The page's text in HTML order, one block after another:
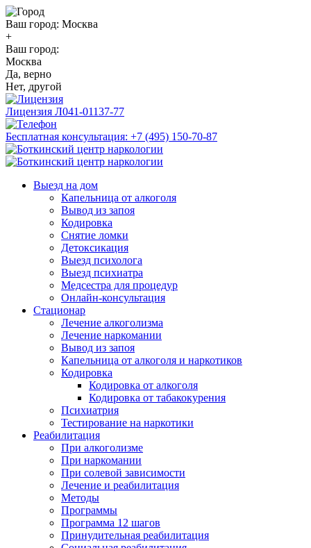
Ваш город: Москва
+
Ваш город:
Москва
Да, верно
Нет, другой
Лицензия Л041-01137-77
Бесплатная консультация: +7 (495) 150-70-87
Выезд на дом
Капельница от алкоголя
Вывод из запоя
Кодировка
Снятие ломки
Детоксикация
Выезд психолога
Выезд психиатра
Медсестра для процедур
Онлайн-консультация
Стационар
Лечение алкоголизма
Лечение наркомании
Вывод из запоя
Капельница от алкоголя и наркотиков
Кодировка
Кодировка от алкоголя
Кодировка от табакокурения
Психиатрия
Тестирование на наркотики
Реабилитация
При алкоголизме
При наркомании
При солевой зависимости
Лечение и реабилитация
Методы
Программы
Программа 12 шагов
Принудительная реабилитация